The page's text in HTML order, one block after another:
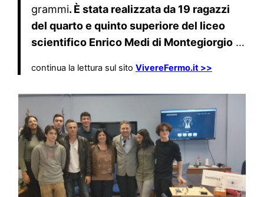
grammi. È stata realizzata da 19 ragazzi
del quarto e quinto superiore del liceo
scientifico Enrico Medi di Montegiorgio…
continua la lettura sul sito VivereFermo.it >>